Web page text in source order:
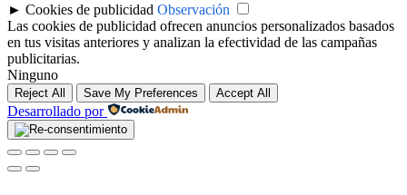
► Cookies de publicidad Observación
Las cookies de publicidad ofrecen anuncios personalizados basados
en tus visitas anteriores y analizan la efectividad de las campañas
publicitarias.
Ninguno
Reject All Save My Preferences Accept All
Desarrollado por